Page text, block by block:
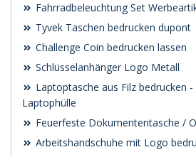
Fahrradbeleuchtung Set
Tyvek Taschen bedrucken dupont
Challenge Coin bedrucken lassen
Schlüsselanhänger Logo Metall
Laptoptasche aus Filz bedrucken
Laptophülle
Feuerfeste Dokumententasche /
Arbeitshandschuhe mit Logo